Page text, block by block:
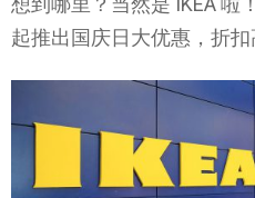
起推出国庆日大优惠，折扣